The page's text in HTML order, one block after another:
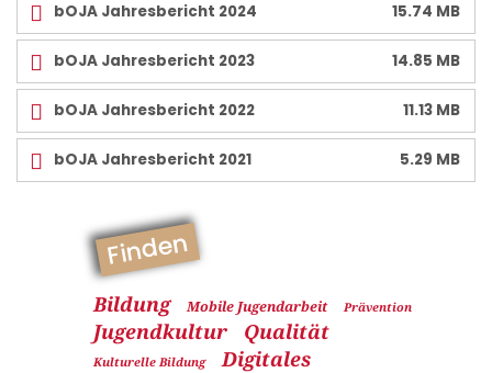
bOJA Jahresbericht 2024 15.74 MB
bOJA Jahresbericht 2023 14.85 MB
bOJA Jahresbericht 2022 11.13 MB
bOJA Jahresbericht 2021 5.29 MB
Finden
Bildung Mobile Jugendarbeit Prävention
Jugendkultur Qualität
Kulturelle Bildung Digitales